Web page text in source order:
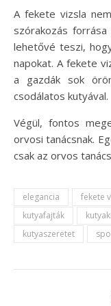
A fekete vizsla
szórakozás
lehetővé teszi,
napokat. A fekete
a gazdák sok
csodálatos kutyával.
Végül, fontos
orvosi tanácsnak.
csak az orvos
elegancia fekete
kutyafajták
kutyaszeretet